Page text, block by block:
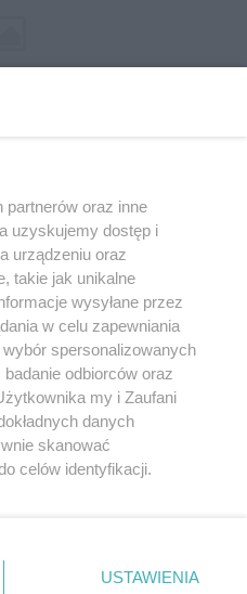
nie może być powielany i
w jakikolwiek sposób (w
na jakimkolwiek polu
z umieszczaniem w
praw. Jakiekolwiek użycie lub
w części z naruszeniem prawa,
pod groźbą kary i może być
partnerów oraz inne
uzyskujemy dostęp i
urządzeniu oraz
takie jak unikalne
wysyłane przez
w celu zapewniania
spersonalizowanych
odbiorców oraz
my i Zaufani
danych
skanować
celów identyfikacji.
ustawień prywatności
USTAWIENIA